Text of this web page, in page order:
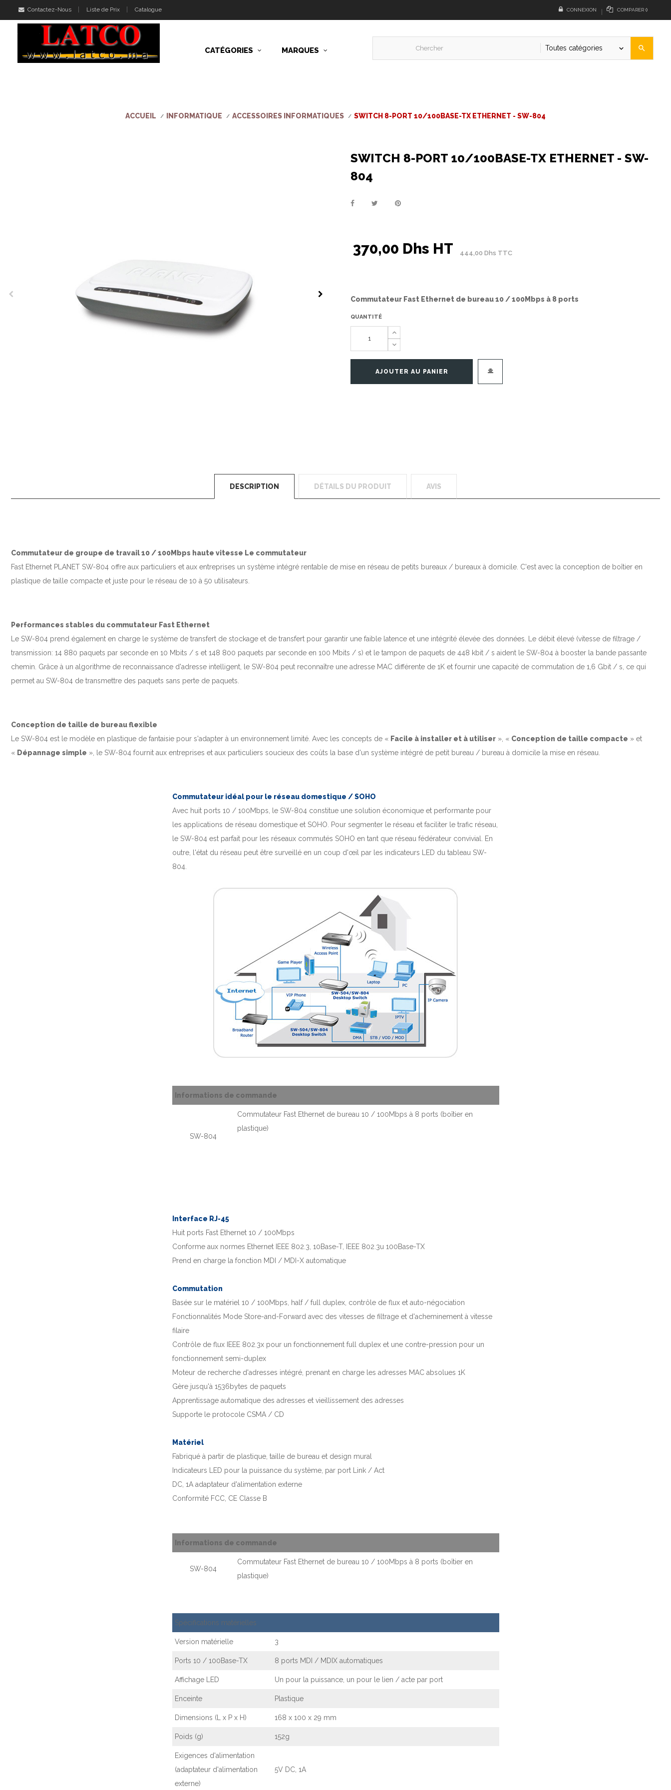
Contactez-Nous Liste de Prix Catalogue CONNEXION COMPARER ()
CATÉGORIES MARQUES Toutes catégories keyboard_arrow_down search
ACCUEIL INFORMATIQUE ACCESSOIRES INFORMATIQUES SWITCH 8-PORT 10/100BASE-TX ETHERNET - SW-804
SWITCH 8-PORT 10/100BASE-TX ETHERNET - SW-
804
370,00 Dhs HT 444,00 Dhs TTC
Commutateur Fast Ethernet de bureau 10 / 100Mbps à 8 ports
QUANTITÉ
AJOUTER AU PANIER
DESCRIPTION DÉTAILS DU PRODUIT AVIS
Commutateur de groupe de travail 10 / 100Mbps haute vitesse Le commutateur
Fast Ethernet PLANET SW-804 offre aux particuliers et aux entreprises un système intégré rentable de mise en réseau de petits bureaux / bureaux à domicile. C'est avec la conception de boîtier en
plastique de taille compacte et juste pour le réseau de 10 à 50 utilisateurs.
Performances stables du commutateur Fast Ethernet
Le SW-804 prend également en charge le système de transfert de stockage et de transfert pour garantir une faible latence et une intégrité élevée des données. Le débit élevé (vitesse de filtrage /
transmission: 14 880 paquets par seconde en 10 Mbits / s et 148 800 paquets par seconde en 100 Mbits / s) et le tampon de paquets de 448 kbit / s aident le SW-804 à booster la bande passante
chemin. Grâce à un algorithme de reconnaissance d'adresse intelligent, le SW-804 peut reconnaître une adresse MAC différente de 1K et fournir une capacité de commutation de 1,6 Gbit / s, ce qui
permet au SW-804 de transmettre des paquets sans perte de paquets.
Conception de taille de bureau flexible
Le SW-804 est le modèle en plastique de fantaisie pour s'adapter à un environnement limité. Avec les concepts de « Facile à installer et à utiliser », « Conception de taille compacte » et
« Dépannage simple », le SW-804 fournit aux entreprises et aux particuliers soucieux des coûts la base d'un système intégré de petit bureau / bureau à domicile la mise en réseau.
Commutateur idéal pour le réseau domestique / SOHO
Avec huit ports 10 / 100Mbps, le SW-804 constitue une solution économique et performante pour
les applications de réseau domestique et SOHO.
Pour segmenter le réseau et faciliter le trafic réseau,
le SW-804 est parfait pour les réseaux commutés SOHO en tant que réseau fédérateur convivial.
En
outre, l'état du réseau peut être surveillé en un coup d'œil par les indicateurs LED du tableau SW-
804.
Informations de commande
SW-804
Commutateur Fast Ethernet de bureau 10 / 100Mbps à 8 ports (boîtier en
plastique)
Interface RJ-45
Huit ports Fast Ethernet 10 / 100Mbps
Conforme aux normes Ethernet IEEE 802.3, 10Base-T, IEEE 802.3u 100Base-TX
Prend en charge la fonction MDI / MDI-X automatique
Commutation
Basée sur le matériel 10 / 100Mbps, half / full duplex, contrôle de flux et auto-négociation
Fonctionnalités Mode Store-and-Forward avec des vitesses de filtrage et d'acheminement à vitesse
filaire
Contrôle de flux IEEE 802.3x pour un fonctionnement full duplex et une contre-pression pour un
fonctionnement semi-duplex
Moteur de recherche d'adresses intégré, prenant en charge les adresses MAC absolues 1K
Gère jusqu'à 1536bytes de paquets
Apprentissage automatique des adresses et vieillissement des adresses
Supporte le protocole CSMA / CD
Matériel
Fabriqué à partir de plastique, taille de bureau et design mural
Indicateurs LED pour la puissance du système, par port Link / Act
DC, 1A adaptateur d'alimentation externe
Conformité FCC, CE Classe B
Informations de commande
SW-804
Commutateur Fast Ethernet de bureau 10 / 100Mbps à 8 ports (boîtier en
plastique)
Spécifications matérielles
Version matérielle 3
Ports 10 / 100Base-TX 8 ports MDI / MDIX automatiques
Affichage LED Un pour la puissance, un pour le lien / acte par port
Enceinte Plastique
Dimensions (L x P x H) 168 x 100 x 29 mm
Poids (g) 152g
Exigences d'alimentation
(adaptateur d'alimentation
externe)
5V DC, 1A